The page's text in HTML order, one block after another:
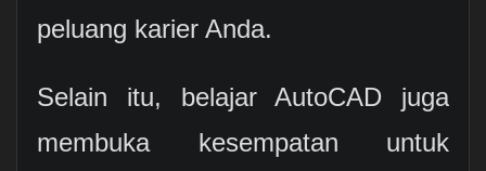
peluang karier Anda.
Selain itu, belajar AutoCAD juga
membuka kesempatan untuk